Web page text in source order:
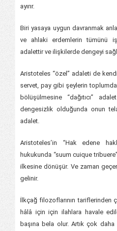
ayırır.
Biri yasaya uygun davranmak
ve ahlaki erdemlerin tümünü
adalettir ve ilişkilerde dengeyi
Aristoteles “özel” adaleti de
servet, pay gibi şeylerin
bölüşülmesine “dağıtıcı”
dengesizlik olduğunda onun
adalet.
Aristoteles’in “Hak edene
hukukunda “suum cuique
ilkesine dönüşür. Ve zaman
gelinir.
İlkçağ filozoflarının tariflerinden
hâlâ için için ilahlara havale
başına bela olur. Artık çok